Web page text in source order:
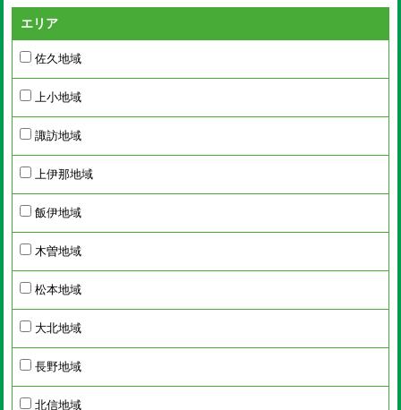
エリア
佐久地域
上小地域
諏訪地域
上伊那地域
飯伊地域
木曽地域
松本地域
大北地域
長野地域
北信地域